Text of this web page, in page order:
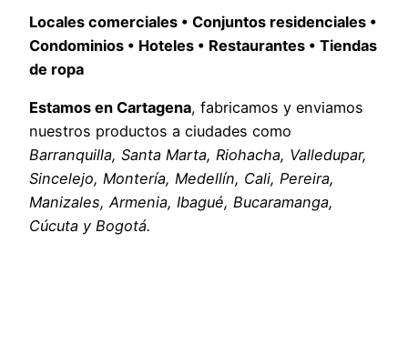
Locales comerciales • Conjuntos residenciales •
Condominios • Hoteles • Restaurantes • Tiendas
de ropa
Estamos en Cartagena, fabricamos y enviamos
nuestros productos a ciudades como
Barranquilla, Santa Marta, Riohacha, Valledupar,
Sincelejo, Montería, Medellín, Cali, Pereira,
Manizales, Armenia, Ibagué, Bucaramanga,
Cúcuta y Bogotá.